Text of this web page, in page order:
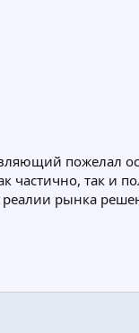
пожелал
частично, так и
рынка